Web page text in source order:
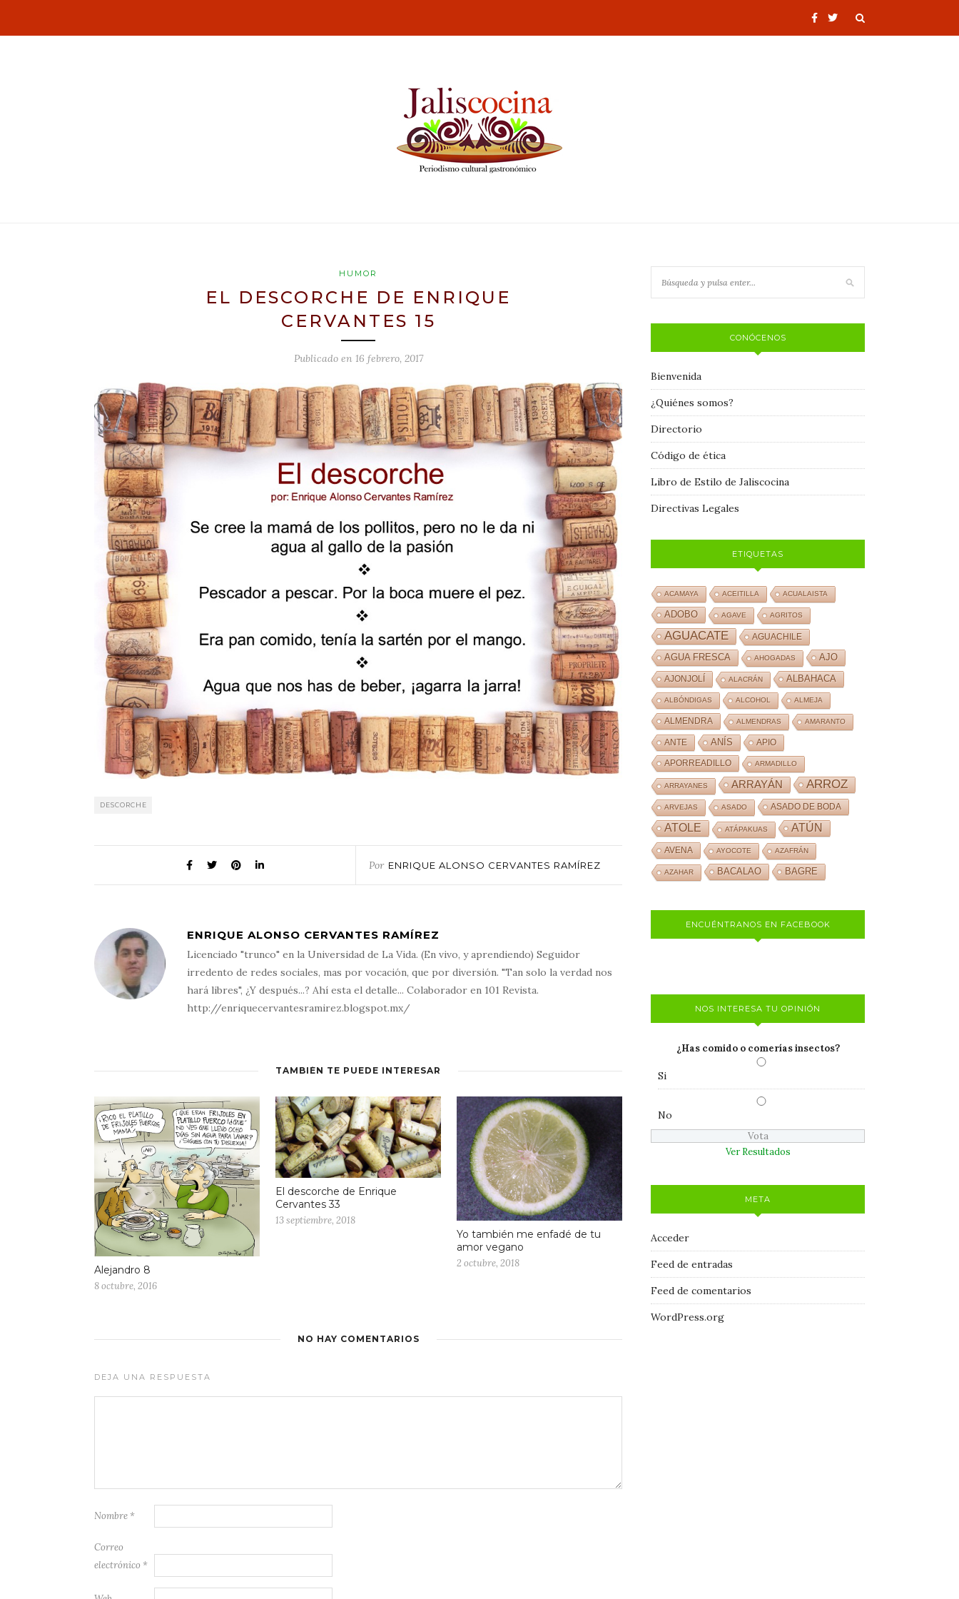
HUMOR
EL DESCORCHE DE ENRIQUE
CERVANTES 15
Publicado en 16 febrero, 2017
DESCORCHE
Por ENRIQUE ALONSO CERVANTES RAMÍREZ
ENRIQUE ALONSO CERVANTES RAMÍREZ
Licenciado "trunco" en la Universidad de La Vida. (En vivo, y aprendiendo) Seguidor
irredento de redes sociales, mas por vocación, que por diversión. "Tan solo la verdad nos
hará libres", ¿Y después...? Ahí esta el detalle... Colaborador en 101 Revista.
http://enriquecervantesramirez.blogspot.mx/
TAMBIÉN TE PUEDE INTERESAR
Alejandro 8
8 octubre, 2016
El descorche de Enrique
Cervantes 33
13 septiembre, 2018
Yo también me enfadé de tu
amor vegano
2 octubre, 2018
NO HAY COMENTARIOS
DEJA UNA RESPUESTA
Nombre *
Correo
electrónico *
CONÓCENOS
Bienvenida
¿Quiénes somos?
Directorio
Código de ética
Libro de Estilo de Jaliscocina
Directivas Legales
ETIQUETAS
ACAMAYA ACEITILLA ACUALAISTA
ADOBO AGAVE AGRITOS
AGUACATE AGUACHILE
AGUA FRESCA AHOGADAS AJO
AJONJOLÍ ALACRÁN ALBAHACA
ALBÓNDIGAS ALCOHOL ALMEJA
ALMENDRA ALMENDRAS AMARANTO
ANTE ANÍS APIO
APORREADILLO ARMADILLO
ARRAYANES ARRAYÁN ARROZ
ARVEJAS ASADO ASADO DE BODA
ATOLE ATÁPAKUAS ATÚN
AVENA AYOCOTE AZAFRÁN
AZAHAR BACALAO BAGRE
ENCUÉNTRANOS EN FACEBOOK
NOS INTERESA TU OPINIÓN
¿Has comido o comerías insectos?
Si
No
Ver Resultados
META
Acceder
Feed de entradas
Feed de comentarios
WordPress.org